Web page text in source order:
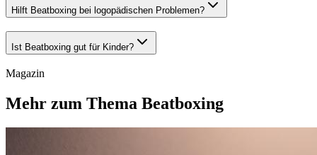
Hilft Beatboxing bei logopädischen Problemen?
Ist Beatboxing gut für Kinder?
Magazin
Mehr zum Thema Beatboxing